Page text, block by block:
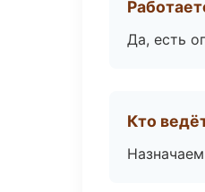
Да, есть
Кто